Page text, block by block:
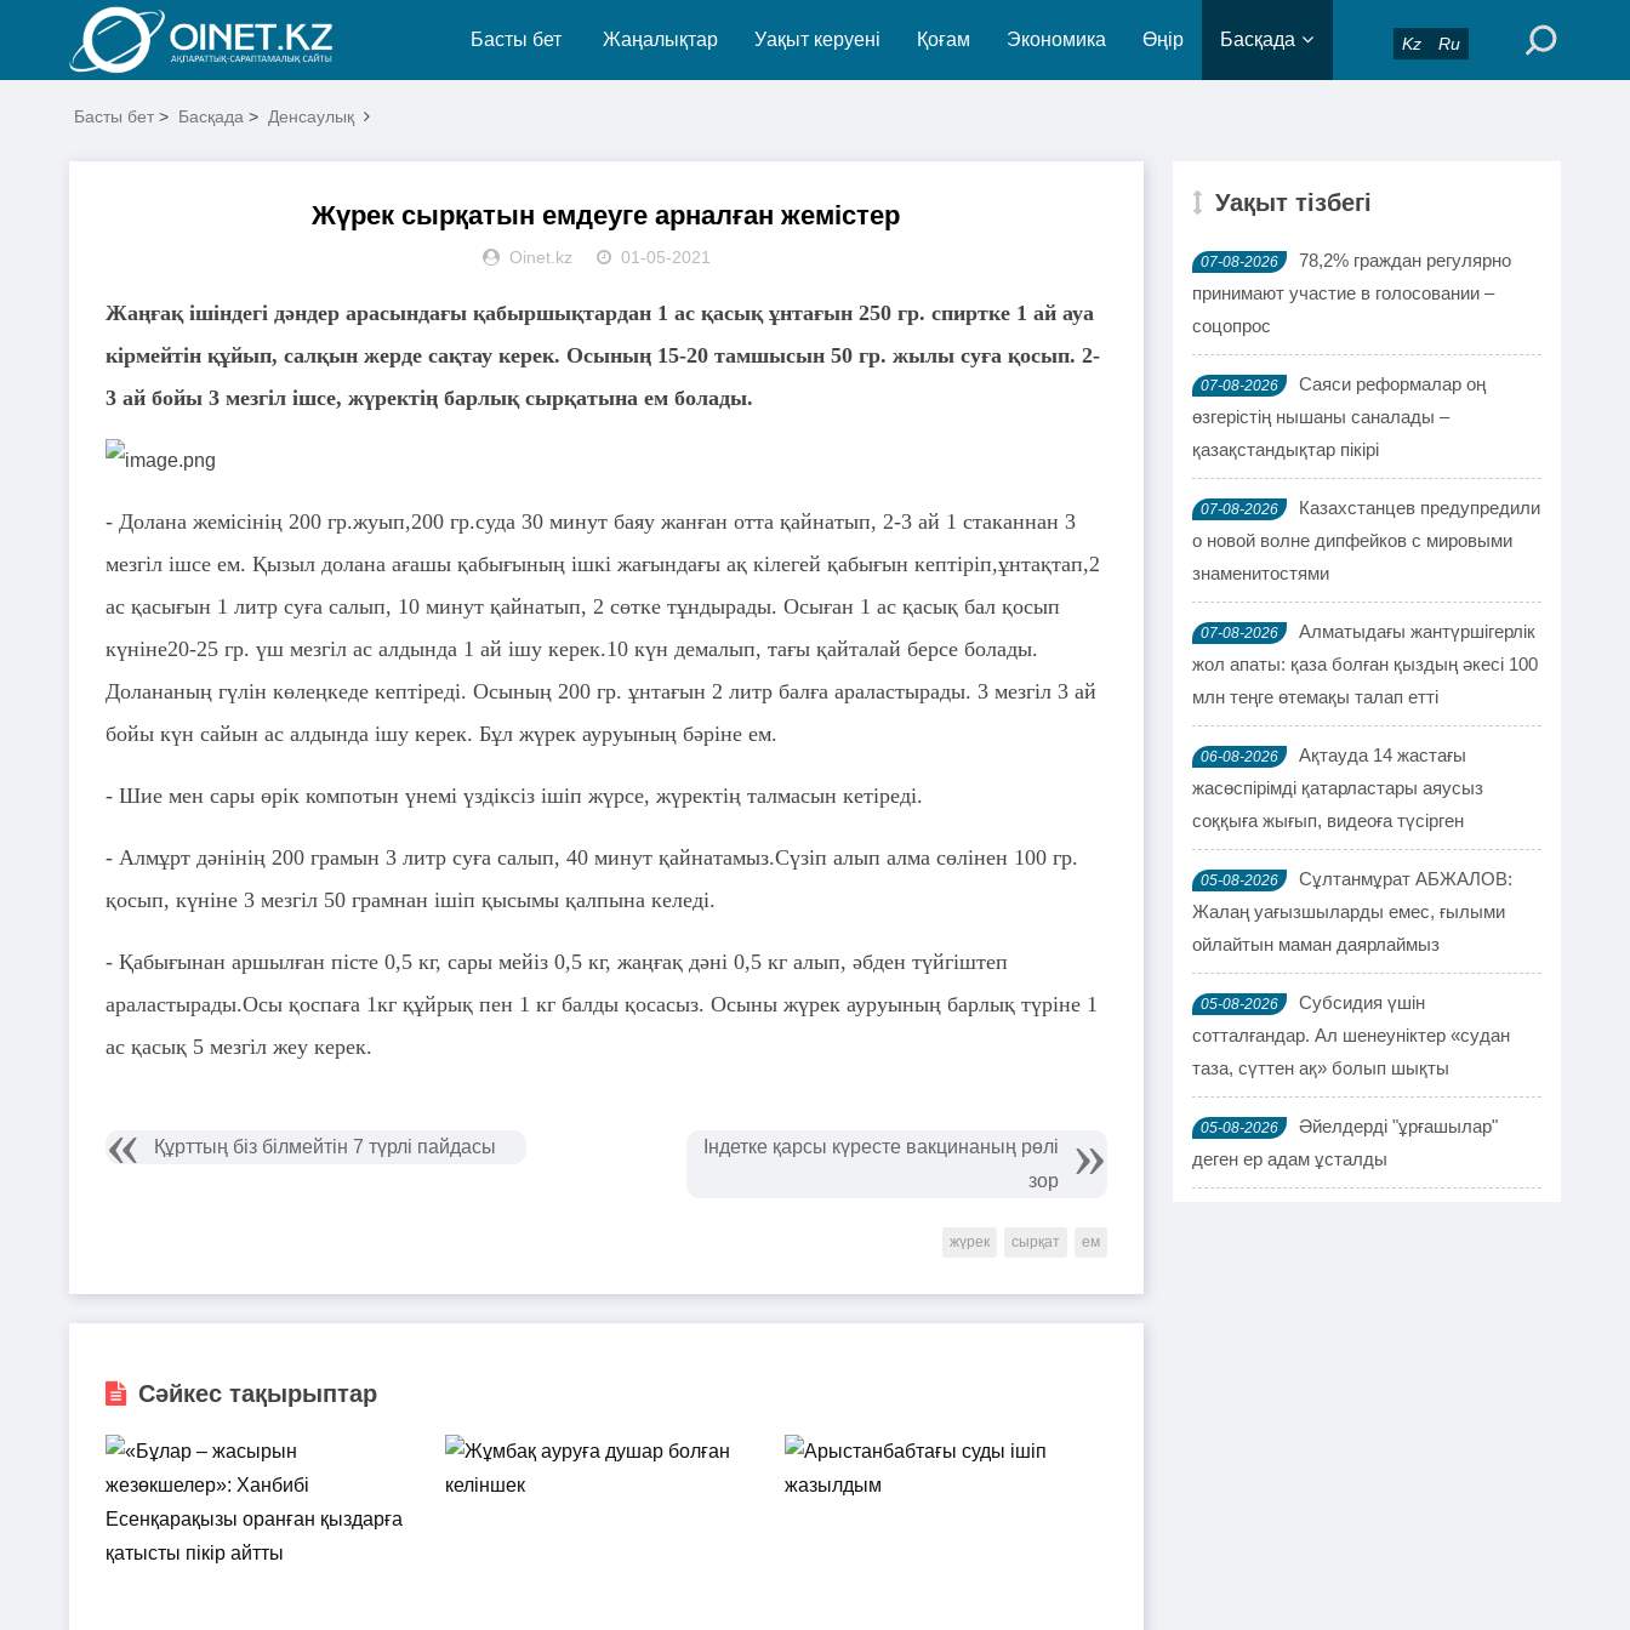
Kz Ru
Басты бет Жаңалықтар Уақыт керуені Қоғам Экономика Өңір Басқада
Басты бет > Басқада > Денсаулық
Жүрек сырқатын емдеуге арналған жемістер
Oinet.kz 01-05-2021
Жаңғақ ішіндегі дәндер арасындағы қабыршықтардан 1 ас қасық ұнтағын 250 гр. спиртке 1 ай ауа
кірмейтін құйып, салқын жерде сақтау керек. Осының 15-20 тамшысын 50 гр. жылы суға қосып. 2-
3 ай бойы 3 мезгіл ішсе, жүректің барлық сырқатына ем болады.
- Долана жемісінің 200 гр.жуып,200 гр.суда 30 минут баяу жанған отта қайнатып, 2-3 ай 1 стаканнан 3
мезгіл ішсе ем. Қызыл долана ағашы қабығының ішкі жағындағы ақ кілегей қабығын кептіріп,ұнтақтап,2
ас қасығын 1 литр суға салып, 10 минут қайнатып, 2 сөтке тұндырады. Осыған 1 ас қасық бал қосып
күніне20-25 гр. үш мезгіл ас алдында 1 ай ішу керек.10 күн демалып, тағы қайталай берсе болады.
Долананың гүлін көлеңкеде кептіреді. Осының 200 гр. ұнтағын 2 литр балға араластырады. 3 мезгіл 3 ай
бойы күн сайын ас алдында ішу керек. Бұл жүрек ауруының бәріне ем.
- Шие мен сары өрік компотын үнемі үздіксіз ішіп жүрсе, жүректің талмасын кетіреді.
- Алмұрт дәнінің 200 грамын 3 литр суға салып, 40 минут қайнатамыз.Сүзіп алып алма сөлінен 100 гр.
қосып, күніне 3 мезгіл 50 грамнан ішіп қысымы қалпына келеді.
- Қабығынан аршылған пісте 0,5 кг, сары мейіз 0,5 кг, жаңғақ дәні 0,5 кг алып, әбден түйгіштеп
араластырады.Осы қоспаға 1кг құйрық пен 1 кг балды қосасыз. Осыны жүрек ауруының барлық түріне 1
ас қасық 5 мезгіл жеу керек.
Құрттың біз білмейтін 7 түрлі пайдасы
Індетке қарсы күресте вакцинаның рөлі
зор
жүрек сырқат ем
Сәйкес тақырыптар
Уақыт тізбегі
07-08-2026
78,2% граждан регулярно
принимают участие в голосовании –
соцопрос
07-08-2026
Саяси реформалар оң
өзгерістің нышаны саналады –
қазақстандықтар пікірі
07-08-2026
Казахстанцев предупредили
о новой волне дипфейков с мировыми
знаменитостями
07-08-2026
Алматыдағы жантүршігерлік
жол апаты: қаза болған қыздың әкесі 100
млн теңге өтемақы талап етті
06-08-2026
Ақтауда 14 жастағы
жасөспірімді қатарластары аяусыз
соққыға жығып, видеоға түсірген
05-08-2026
Сұлтанмұрат АБЖАЛОВ:
Жалаң уағызшыларды емес, ғылыми
ойлайтын маман даярлаймыз
05-08-2026
Субсидия үшін
сотталғандар. Ал шенеуніктер «судан
таза, сүттен ақ» болып шықты
05-08-2026
Әйелдерді "ұрғашылар"
деген ер адам ұсталды